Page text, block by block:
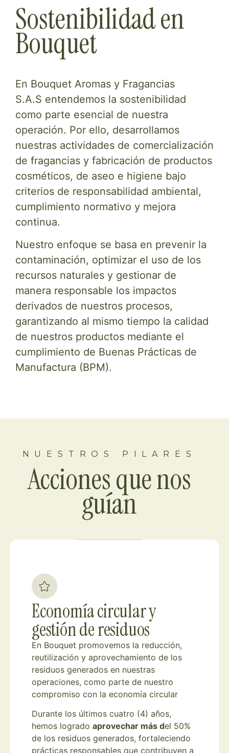
Sostenibilidad en
Bouquet
En Bouquet Aromas y Fragancias
S.A.S entendemos la sostenibilidad
como parte esencial de nuestra
operación. Por ello, desarrollamos
nuestras actividades de comercialización
de fragancias y fabricación de productos
cosméticos, de aseo e higiene bajo
criterios de responsabilidad ambiental,
cumplimiento normativo y mejora
continua.
Nuestro enfoque se basa en prevenir la
contaminación, optimizar el uso de los
recursos naturales y gestionar de
manera responsable los impactos
derivados de nuestros procesos,
garantizando al mismo tiempo la calidad
de nuestros productos mediante el
cumplimiento de Buenas Prácticas de
Manufactura (BPM).
NUESTROS PILARES
Acciones que nos
guían
Economía circular y
gestión de residuos
En Bouquet promovemos la reducción,
reutilización y aprovechamiento de los
residuos generados en nuestras
operaciones, como parte de nuestro
compromiso con la economía circular
Durante los últimos cuatro (4) años,
hemos logrado aprovechar más del 50%
de los residuos generados, fortaleciendo
prácticas responsables que contribuyen a